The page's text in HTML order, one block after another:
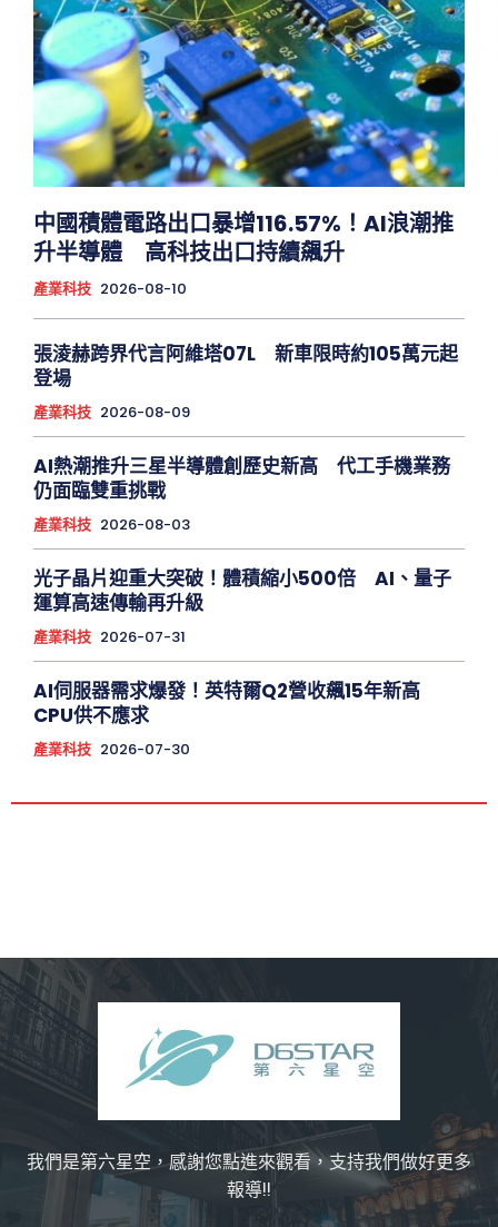
中國積體電路出口暴增116.57%！AI浪潮推
升半導體 高科技出口持續飆升
產業科技 2026-08-10
張淩赫跨界代言阿維塔07L 新車限時約105萬元起
登場
產業科技 2026-08-09
AI熱潮推升三星半導體創歷史新高 代工手機業務
仍面臨雙重挑戰
產業科技 2026-08-03
光子晶片迎重大突破！體積縮小500倍 AI、量子
運算高速傳輸再升級
產業科技 2026-07-31
AI伺服器需求爆發！英特爾Q2營收飆15年新高
CPU供不應求
產業科技 2026-07-30
我們是第六星空，感謝您點進來觀看，支持我們做好更多
報導!!